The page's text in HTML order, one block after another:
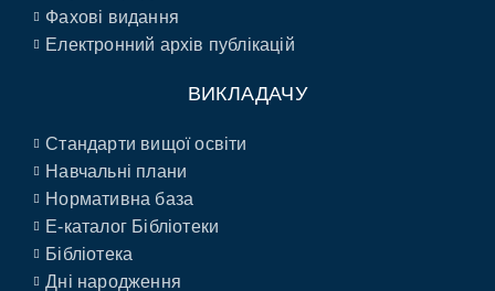
Фахові видання
Електронний архів публікацій
ВИКЛАДАЧУ
Стандарти вищої освіти
Навчальні плани
Нормативна база
E-каталог Бібліотеки
Бібліотека
Дні народження